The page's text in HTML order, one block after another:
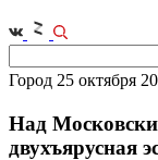
Город 25 октября
Над
двухъярусная